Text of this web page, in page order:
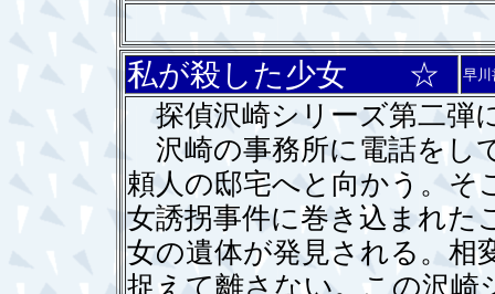
私が殺した少女 ☆ 早川
探偵沢崎シリーズ第二弾
沢崎の事務所に電話をし
頼人の邸宅へと向かう。そ
女誘拐事件に巻き込まれた
女の遺体が発見される。相
捉えて離さない。この沢崎